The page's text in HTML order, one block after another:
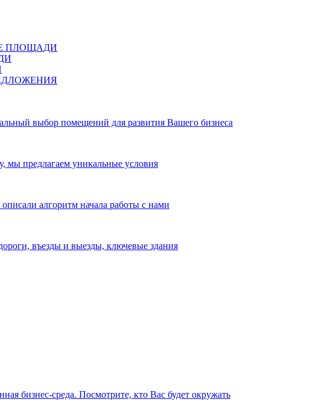
ПЛОЩАДИ
выбор помещений для развития Вашего бизнеса
мы предлагаем уникальные условия
алгоритм начала работы с нами
въезды и выезды, ключевые здания
бизнес-среда. Посмотрите, кто Вас будет окружать